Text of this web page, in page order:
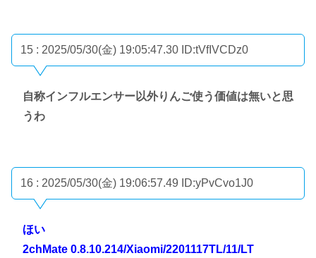
15 : 2025/05/30(金) 19:05:47.30 ID:tVfIVCDz0
自称インフルエンサー以外りんご使う価値は無いと思
うわ
16 : 2025/05/30(金) 19:06:57.49 ID:yPvCvo1J0
ほい
2chMate 0.8.10.214/Xiaomi/2201117TL/11/LT